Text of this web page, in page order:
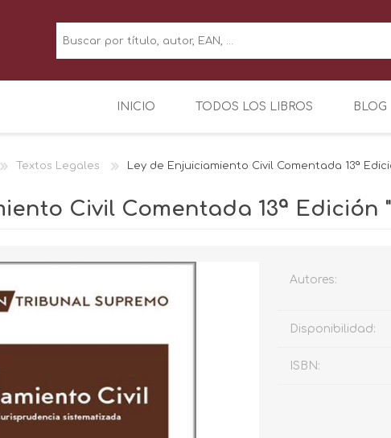
INICIO TODOS LOS LIBROS BLOG
Textos Legales Ley de Enjuiciamiento Civil Comentada 13ª
Civil Comentada 13ª Edición
Autores:
Disponibilidad:
ISBN: